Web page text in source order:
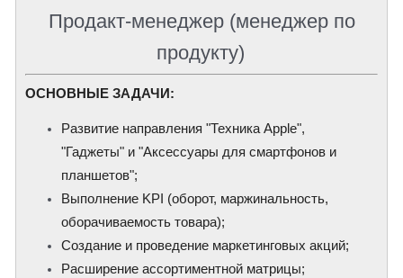
Продакт-менеджер (менеджер по
продукту)
ОСНОВНЫЕ ЗАДАЧИ:
Развитие направления "Техника Apple",
"Гаджеты" и "Аксессуары для смартфонов и
планшетов";
Выполнение KPI (оборот, маржинальность,
оборачиваемость товара);
Создание и проведение маркетинговых акций;
Расширение ассортиментной матрицы;